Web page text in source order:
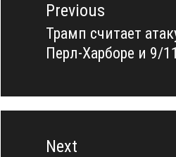
записямPrevious
Previous
post:
Трамп считает
Перл-Харборе и 9/11
Next